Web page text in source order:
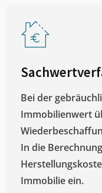
Bei der
Immobilienwert
In die
Immobilie ein.